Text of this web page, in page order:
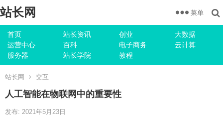
站长网
首页 站长资讯 创业
大数据
运营中心
百科 电子商务
云计算
服务器
站长学院 教程
菜单
站长网 交互
人工智能在物联网中的重要性
发布: 2021年5月23日